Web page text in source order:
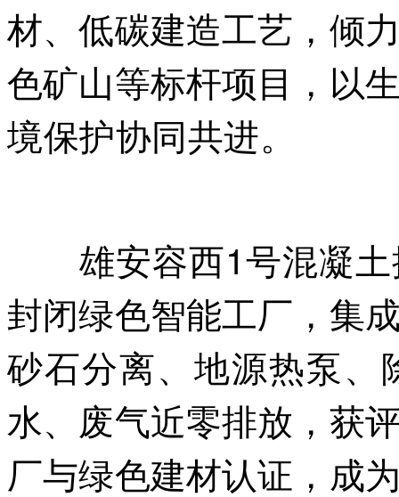
材、低碳建造工艺，倾
色矿山等标杆项目，以
境保护协同共进。
雄安容西1号混凝土
封闭绿色智能工厂，集
砂石分离、地源热泵
水、废气近零排放，获
厂与绿色建材认证，成